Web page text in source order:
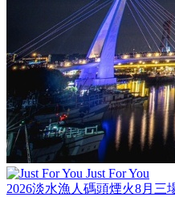
Just For You
2026淡水漁人碼頭煙火8月三